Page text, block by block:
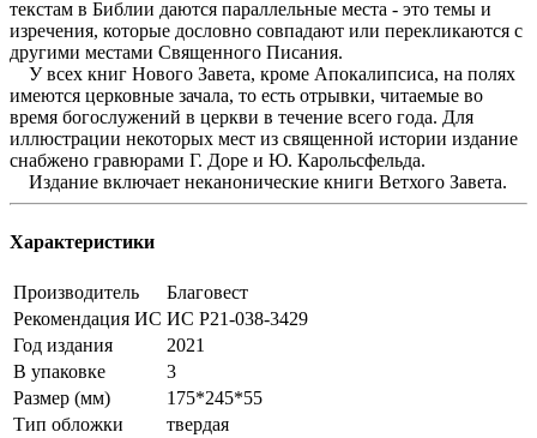
текстам в Библии даются параллельные места - это темы и
изречения, которые дословно совпадают или перекликаются с
другими местами Священного Писания.
У всех книг Нового Завета, кроме Апокалипсиса, на полях
имеются церковные зачала, то есть отрывки, читаемые во
время богослужений в церкви в течение всего года. Для
иллюстрации некоторых мест из священной истории издание
снабжено гравюрами Г. Доре и Ю. Карольсфельда.
Издание включает неканонические книги Ветхого Завета.
Характеристики
Производитель
Благовест
Рекомендация ИС ИС Р21-038-3429
Год издания
2021
В упаковке
3
Размер (мм)
175*245*55
Тип обложки
твердая